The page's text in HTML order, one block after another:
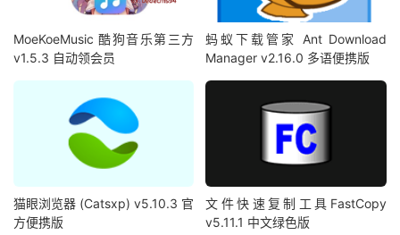
MoeKoeMusic 酷狗音乐第三方
v1.5.3 自动领会员
蚂蚁下载管家 Ant Download
Manager v2.16.0 多语便携版
猫眼浏览器 (Catsxp) v5.10.3 官
方便携版
文件快速复制工具FastCopy
v5.11.1 中文绿色版